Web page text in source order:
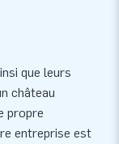
que leurs
château
propre
entreprise est